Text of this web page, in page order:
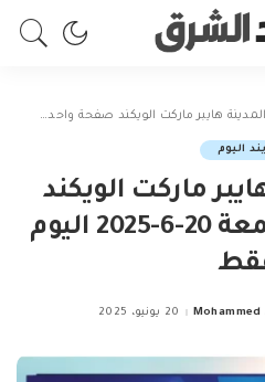
هايبر ماركت الويكند صفحة واحدة الجمعة 20-6-2025 اليوم فقط
اليوم
ماركت الويكند
صفحة واحدة الجمعة 20-6-2025 اليوم
20 يونيو، 2025